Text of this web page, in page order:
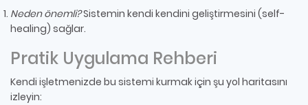
Neden önemli?Sistemin kendi kendini geliştirmesini (self-
healing) sağlar.
Pratik Uygulama Rehberi
Kendi işletmenizde bu sistemi kurmak için şu yol haritasını
izleyin: